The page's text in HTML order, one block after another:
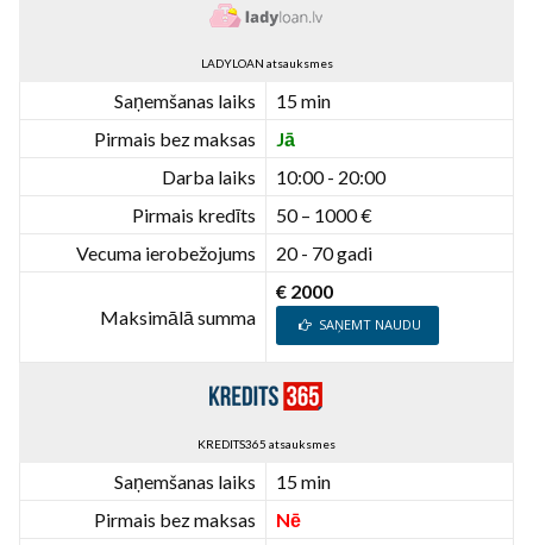
LADYLOAN atsauksmes
Saņemšanas laiks
15 min
Pirmais bez maksas
Jā
Darba laiks
10:00 - 20:00
Pirmais kredīts
50 – 1000 €
Vecuma ierobežojums
20 - 70 gadi
Maksimālā summa
€ 2000
SAŅEMT NAUDU
KREDITS365 atsauksmes
Saņemšanas laiks
15 min
Pirmais bez maksas
Nē